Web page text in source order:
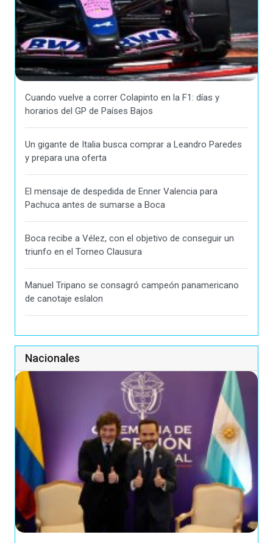
Cuando vuelve a correr Colapinto en la F1: días y
horarios del GP de Países Bajos
Un gigante de Italia busca comprar a Leandro Paredes
y prepara una oferta
El mensaje de despedida de Enner Valencia para
Pachuca antes de sumarse a Boca
Boca recibe a Vélez, con el objetivo de conseguir un
triunfo en el Torneo Clausura
Manuel Tripano se consagró campeón panamericano
de canotaje eslalon
Nacionales